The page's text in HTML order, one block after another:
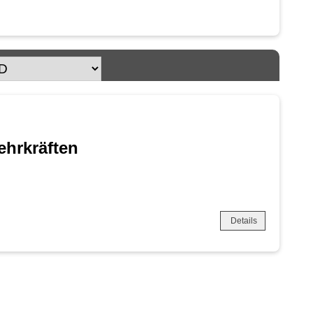
Details